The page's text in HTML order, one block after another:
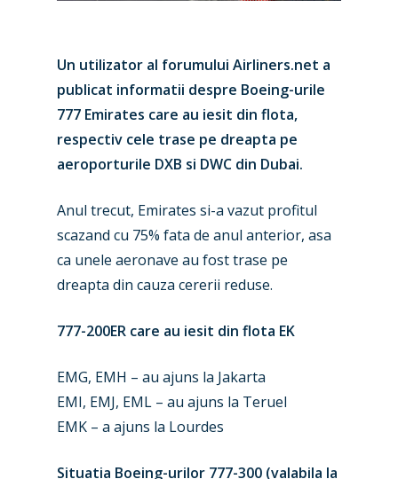
Un utilizator al forumului Airliners.net a
publicat informatii despre Boeing-urile
777 Emirates care au iesit din flota,
respectiv cele trase pe dreapta pe
aeroporturile DXB si DWC din Dubai.
Anul trecut, Emirates si-a vazut profitul
scazand cu 75% fata de anul anterior, asa
ca unele aeronave au fost trase pe
dreapta din cauza cererii reduse.
777-200ER care au iesit din flota EK
EMG, EMH – au ajuns la Jakarta
EMI, EMJ, EML – au ajuns la Teruel
EMK – a ajuns la Lourdes
Situatia Boeing-urilor 777-300 (valabila la